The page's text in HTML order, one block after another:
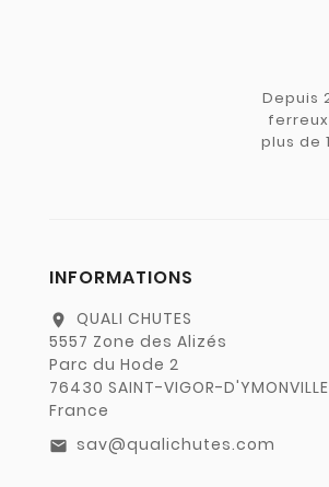
Depuis
plus de
INFORMATIONS
location_on
QUALI CHUTES
5557 Zone des Alizés
Parc du Hode 2
76430 SAINT-VIGOR-D'YMONVILLE
France
email sav@qualichutes.com